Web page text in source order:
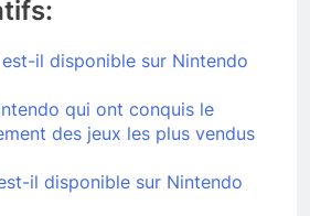
il disponible sur Nintendo
qui ont conquis le
des jeux les plus vendus
il disponible sur Nintendo